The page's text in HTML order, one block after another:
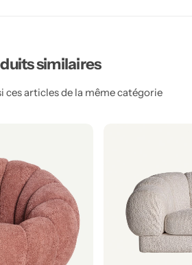
similaires
ces articles de la même catégorie